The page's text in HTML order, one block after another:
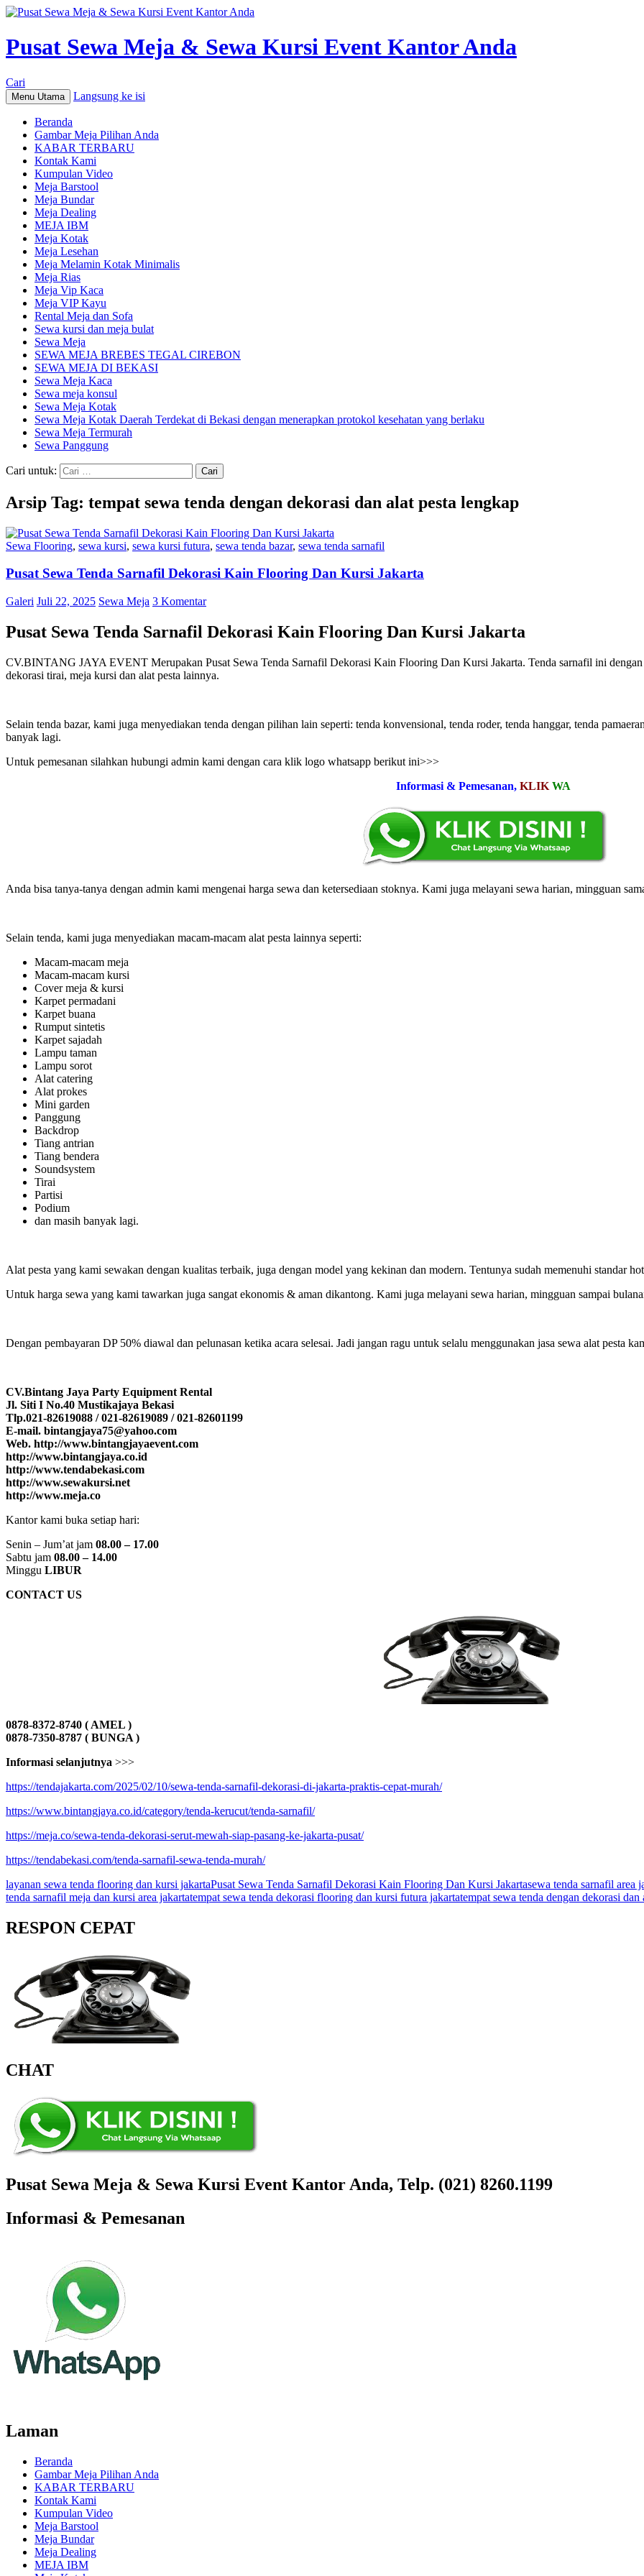
Pusat Sewa Meja & Sewa Kursi Event Kantor Anda
Cari
Menu Utama Langsung ke isi
Beranda
Gambar Meja Pilihan Anda
KABAR TERBARU
Kontak Kami
Kumpulan Video
Meja Barstool
Meja Bundar
Meja Dealing
MEJA IBM
Meja Kotak
Meja Lesehan
Meja Melamin Kotak Minimalis
Meja Rias
Meja Vip Kaca
Meja VIP Kayu
Rental Meja dan Sofa
Sewa kursi dan meja bulat
Sewa Meja
SEWA MEJA BREBES TEGAL CIREBON
SEWA MEJA DI BEKASI
Sewa Meja Kaca
Sewa meja konsul
Sewa Meja Kotak
Sewa Meja Kotak Daerah Terdekat di Bekasi dengan menerapkan protokol kesehatan yang berlaku
Sewa Meja Termurah
Sewa Panggung
Cari untuk:
Arsip Tag: tempat sewa tenda dengan dekorasi dan alat pesta lengkap
Sewa Flooring, sewa kursi, sewa kursi futura, sewa tenda bazar, sewa tenda sarnafil
Pusat Sewa Tenda Sarnafil Dekorasi Kain Flooring Dan Kursi Jakarta
Galeri Juli 22, 2025 Sewa Meja 3 Komentar
Pusat Sewa Tenda Sarnafil Dekorasi Kain Flooring Dan Kursi Jakarta
CV.BINTANG JAYA EVENT Merupakan Pusat Sewa Tenda Sarnafil Dekorasi Kain Flooring Dan Kursi Jakarta. Tenda sarnafil ini
dekorasi tirai, meja kursi dan alat pesta lainnya.
Selain tenda bazar, kami juga menyediakan tenda dengan pilihan lain seperti: tenda konvensional, tenda roder, tenda hanggar, tenda
banyak lagi.
Untuk pemesanan silahkan hubungi admin kami dengan cara klik logo whatsapp berikut ini>>>
Informasi & Pemesanan, KLIK WA
Anda bisa tanya-tanya dengan admin kami mengenai harga sewa dan ketersediaan stoknya. Kami juga melayani sewa harian, mingguan
Selain tenda, kami juga menyediakan macam-macam alat pesta lainnya seperti:
Macam-macam meja
Macam-macam kursi
Cover meja & kursi
Karpet permadani
Karpet buana
Rumput sintetis
Karpet sajadah
Lampu taman
Lampu sorot
Alat catering
Alat prokes
Mini garden
Panggung
Backdrop
Tiang antrian
Tiang bendera
Soundsystem
Tirai
Partisi
Podium
dan masih banyak lagi.
Alat pesta yang kami sewakan dengan kualitas terbaik, juga dengan model yang kekinan dan modern. Tentunya sudah memenuhi standar
Untuk harga sewa yang kami tawarkan juga sangat ekonomis & aman dikantong. Kami juga melayani sewa harian, mingguan sampai
Dengan pembayaran DP 50% diawal dan pelunasan ketika acara selesai. Jadi jangan ragu untuk selalu menggunakan jasa sewa alat pesta
CV.Bintang Jaya Party Equipment Rental
Jl. Siti I No.40 Mustikajaya Bekasi
Tlp.021-82619088 / 021-82619089 / 021-82601199
E-mail. bintangjaya75@yahoo.com
Web. http://www.bintangjayaevent.com
http://www.bintangjaya.co.id
http://www.tendabekasi.com
http://www.sewakursi.net
http://www.meja.co
Kantor kami buka setiap hari:
Senin – Jum’at jam 08.00 – 17.00
Sabtu jam 08.00 – 14.00
Minggu LIBUR
CONTACT US
0878-8372-8740 ( AMEL )
0878-7350-8787 ( BUNGA )
Informasi selanjutnya >>>
https://tendajakarta.com/2025/02/10/sewa-tenda-sarnafil-dekorasi-di-jakarta-praktis-cepat-murah/
https://www.bintangjaya.co.id/category/tenda-kerucut/tenda-sarnafil/
https://meja.co/sewa-tenda-dekorasi-serut-mewah-siap-pasang-ke-jakarta-pusat/
https://tendabekasi.com/tenda-sarnafil-sewa-tenda-murah/
layanan sewa tenda flooring dan kursi jakartaPusat Sewa Tenda Sarnafil Dekorasi Kain Flooring Dan Kursi Jakartasewa tenda sarnafil area
tenda sarnafil meja dan kursi area jakartatempat sewa tenda dekorasi flooring dan kursi futura jakartatempat sewa tenda dengan dekorasi dan
RESPON CEPAT
CHAT
Pusat Sewa Meja & Sewa Kursi Event Kantor Anda, Telp. (021) 8260.1199
Informasi & Pemesanan
Laman
Beranda
Gambar Meja Pilihan Anda
KABAR TERBARU
Kontak Kami
Kumpulan Video
Meja Barstool
Meja Bundar
Meja Dealing
MEJA IBM